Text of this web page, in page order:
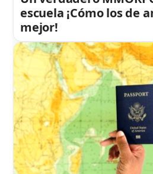
escuela ¡Cómo los de
mejor!